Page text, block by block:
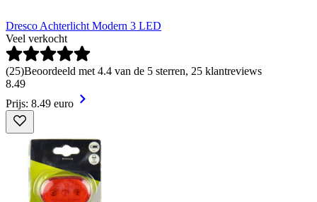
Dresco Achterlicht Modern 3 LED
Veel verkocht
(25)Beoordeeld met 4.4 van de 5 sterren, 25 klantreviews
8.49
Prijs: 8.49 euro